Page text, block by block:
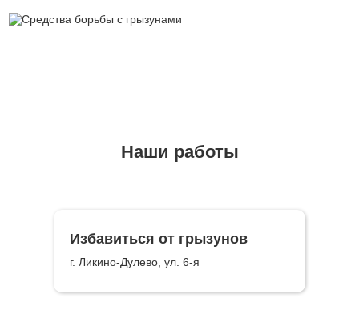
Наши работы
Избавиться от грызунов
г. Ликино-Дулево, ул. 6-я